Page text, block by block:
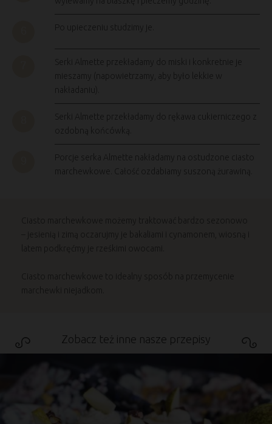
Po upieczeniu studzimy je.
Serki Almette przekładamy do miski i konkretnie je
mieszamy (napowietrzamy, aby było lekkie w
nakładaniu).
Serki Almette przekładamy do rękawa cukierniczego z
ozdobną końcówką.
Porcje serka Almette nakładamy na ostudzone ciasto
marchewkowe. Całość ozdabiamy suszoną żurawiną.
Zobacz też inne nasze przepisy